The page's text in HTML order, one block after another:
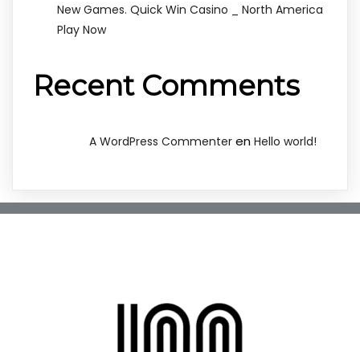
New Games. Quick Win Casino _ North America
Play Now
Recent Comments
A WordPress Commenter en Hello world!